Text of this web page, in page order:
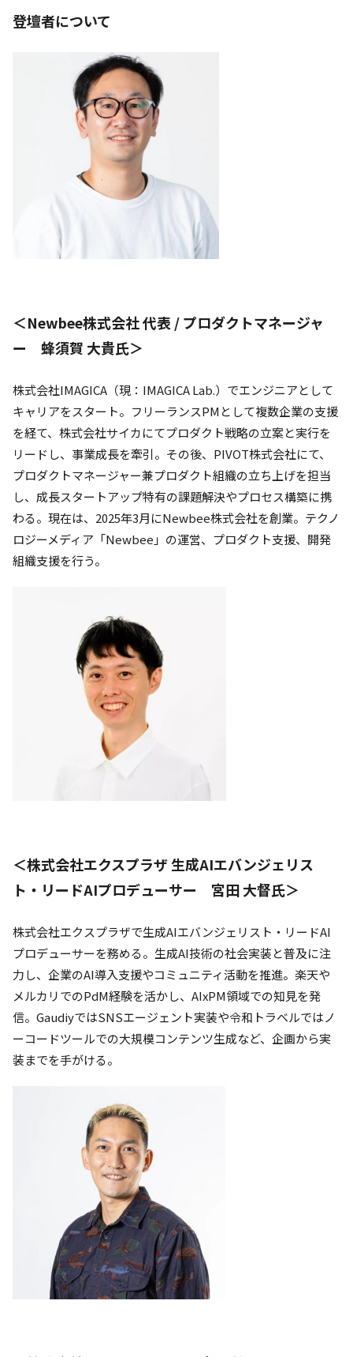
登壇者について
＜Newbee株式会社 代表 / プロダクトマネージャ
ー 蜂須賀 大貴氏＞
株式会社IMAGICA（現：IMAGICA Lab.）でエンジニアとして
キャリアをスタート。フリーランスPMとして複数企業の支援
を経て、株式会社サイカにてプロダクト戦略の立案と実行を
リードし、事業成長を牽引。その後、PIVOT株式会社にて、
プロダクトマネージャー兼プロダクト組織の立ち上げを担当
し、成長スタートアップ特有の課題解決やプロセス構築に携
わる。現在は、2025年3月にNewbee株式会社を創業。テクノ
ロジーメディア「Newbee」の運営、プロダクト支援、開発
組織支援を行う。
＜株式会社エクスプラザ 生成AIエバンジェリス
ト・リードAIプロデューサー 宮田 大督氏＞
株式会社エクスプラザで生成AIエバンジェリスト・リードAI
プロデューサーを務める。生成AI技術の社会実装と普及に注
力し、企業のAI導入支援やコミュニティ活動を推進。楽天や
メルカリでのPdM経験を活かし、AIxPM領域での知見を発
信。GaudiyではSNSエージェント実装や令和トラベルではノ
ーコードツールでの大規模コンテンツ生成など、企画から実
装までを手がける。